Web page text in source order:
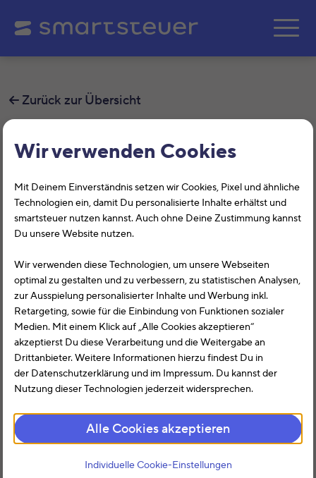
Wir verwenden Cookies
Mit Deinem Einverständnis setzen wir Cookies, Pixel und ähnliche
Technologien ein, damit Du personalisierte Inhalte erhältst und
smartsteuer nutzen kannst. Auch ohne Deine Zustimmung kannst
Du unsere Website nutzen.
Wir verwenden diese Technologien, um unsere Webseiten
optimal zu gestalten und zu verbessern, zu statistischen Analysen,
zur Ausspielung personalisierter Inhalte und Werbung inkl.
Retargeting, sowie für die Einbindung von Funktionen sozialer
Medien. Mit einem Klick auf „Alle Cookies akzeptieren“
akzeptierst Du diese Verarbeitung und die Weitergabe an
Drittanbieter. Weitere Informationen hierzu findest Du in
der Datenschutzerklärung und im Impressum. Du kannst der
Nutzung dieser Technologien jederzeit widersprechen.
Alle Cookies akzeptieren
Individuelle Cookie-Einstellungen
Zum Hauptinhalt
Zurück zur Übersicht
Wieso gibt es keinen Freitext
weiteren Werbungskosten?
Unsere Kunden haben in den Freitextfeldern vermehrt
Deshalb kam es vermehrt und verständlicherweise zu
Falschberechnungen und Ärger mit den Finanzämtern.
Aus diesem Grund haben wir uns entschlossen, nur noch
anerkannte Werbungskosten als Auswahl anzuzeigen.
Diese Liste wird in Zusammenarbeit mit den
Finanzverwaltungen bei Bedarf weiter ausgebaut.
Wenn Du also einen Vorschlag für eine Ergänzung hast,
kannst Du diesen Vorschlag gerne per Mail